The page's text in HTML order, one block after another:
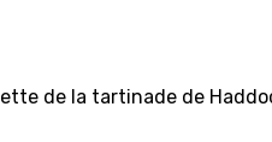
de la tartinade de